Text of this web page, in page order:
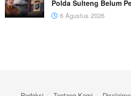
Polda Sulteng Belum
6 Agustus 2026